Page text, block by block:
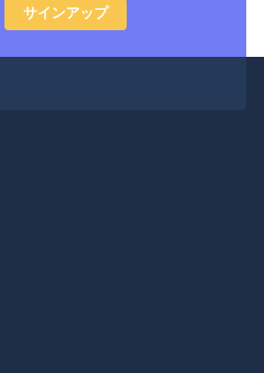
サインアップ